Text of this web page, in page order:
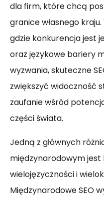
dla firm, które chcą
granice własnego
gdzie konkurencja jest
oraz językowe bariery
wyzwania, skuteczne
zwiększyć widoczność
zaufanie wśród
części świata.
Jedną z głównych
międzynarodowym jest
wielojęzyczności i
Międzynarodowe SEO